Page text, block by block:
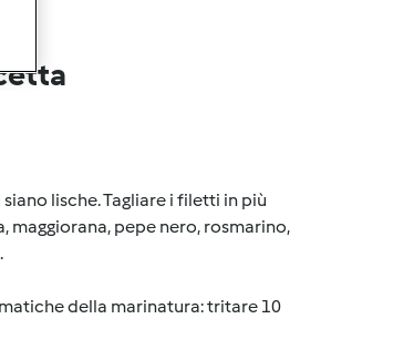
lische. Tagliare i filetti in più
maggiorana, pepe nero, rosmarino,
della marinatura: tritare 10